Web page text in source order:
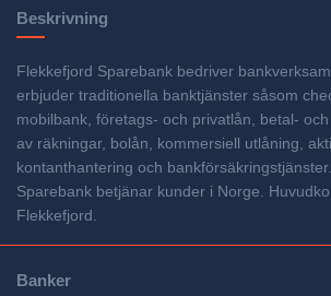
Beskrivning
Flekkefjord Sparebank bedriver
erbjuder traditionella banktjänster såsom
mobilbank, företags- och privatlån, betal-
av räkningar, bolån, kommersiell utlåning,
kontanthantering och
Sparebank betjänar kunder i Norge.
Flekkefjord.
Banker